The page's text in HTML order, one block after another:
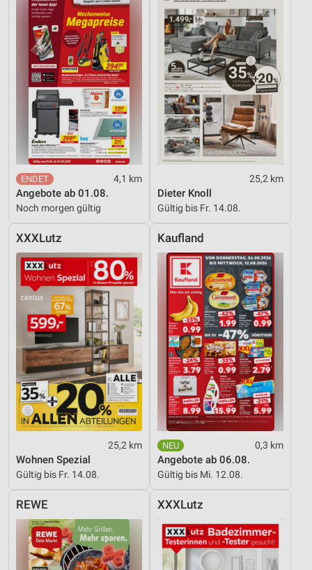
4,1 km
Angebote ab 01.08.
Noch morgen gültig
25,2 km
Dieter Knoll
Gültig bis Fr. 14.08.
XXXLutz
25,2 km
Wohnen Spezial
Gültig bis Fr. 14.08.
Kaufland
0,3 km
Angebote ab 06.08.
Gültig bis Mi. 12.08.
REWE XXXLutz